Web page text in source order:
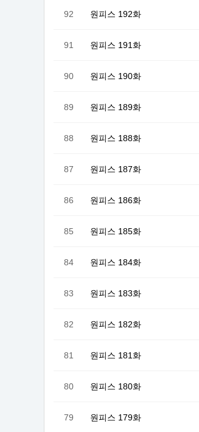
92 원피스 192화
91 원피스 191화
90 원피스 190화
89 원피스 189화
88 원피스 188화
87 원피스 187화
86 원피스 186화
85 원피스 185화
84 원피스 184화
83 원피스 183화
82 원피스 182화
81 원피스 181화
80 원피스 180화
79 원피스 179화